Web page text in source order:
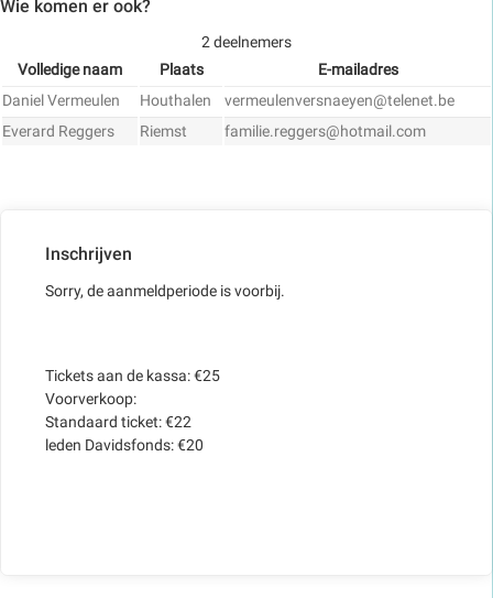
Wie komen er ook?
2 deelnemers
Volledige naam
Plaats
E-mailadres
Daniel Vermeulen
Houthalen
vermeulenversnaeyen@telenet.be
Everard Reggers
Riemst familie.reggers@hotmail.com
Inschrijven
Sorry, de aanmeldperiode is voorbij.
Tickets aan de kassa: €25
Voorverkoop:
Standaard ticket: €22
leden Davidsfonds: €20